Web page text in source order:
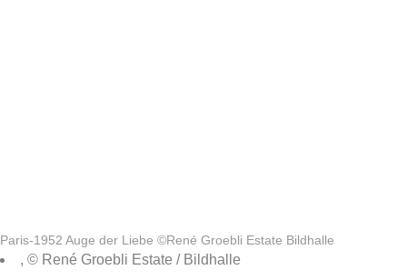
Paris-1952 Auge der Liebe ©René Groebli Estate Bildhalle
, © René Groebli Estate / Bildhalle